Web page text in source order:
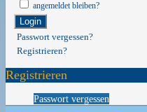
angemeldet bleiben?
Login
Passwort vergessen?
Registrieren?
Registrieren
Passwort vergessen